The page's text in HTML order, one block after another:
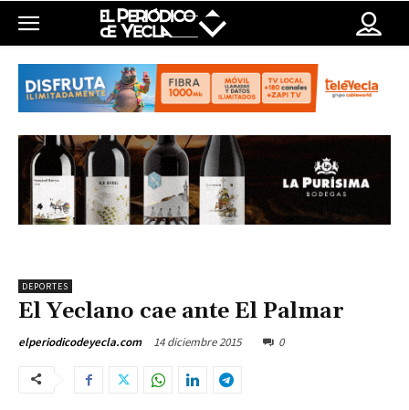
DEPORTES
El Yeclano cae ante El Palmar
elperiodicodeyecla.com 14 diciembre 2015 0